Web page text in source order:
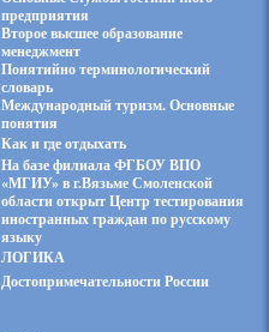
предприятия
Второе высшее образование
менеджмент
Понятийно терминологический
словарь
Международный туризм. Основные
понятия
Как и где отдыхать
На базе филиала ФГБОУ ВПО
«МГИУ» в г.Вязьме Смоленской
области открыт Центр тестирования
иностранных граждан по русскому
языку
ЛОГИКА
Достопримечательности России